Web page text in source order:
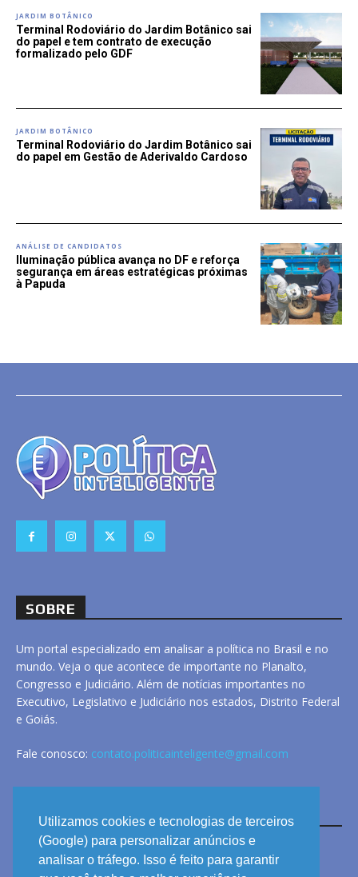
Utilizamos cookies e tecnologias de terceiros
(Google) para personalizar anúncios e
analisar o tráfego. Isso é feito para garantir
JARDIM BOTÂNICO
Terminal Rodoviário do Jardim Botânico sai
do papel e tem contrato de execução
formalizado pelo GDF
JARDIM BOTÂNICO
Terminal Rodoviário do Jardim Botânico sai
do papel em Gestão de Aderivaldo Cardoso
ANÁLISE DE CANDIDATOS
Iluminação pública avança no DF e reforça
segurança em áreas estratégicas próximas
à Papuda
SOBRE
Um portal especializado em analisar a política no Brasil e no
mundo. Veja o que acontece de importante no Planalto,
Congresso e Judiciário. Além de notícias importantes no
Executivo, Legislativo e Judiciário nos estados, Distrito Federal
e Goiás.
Fale conosco: contato.politicainteligente@gmail.com
LINKS
ANUNCIE